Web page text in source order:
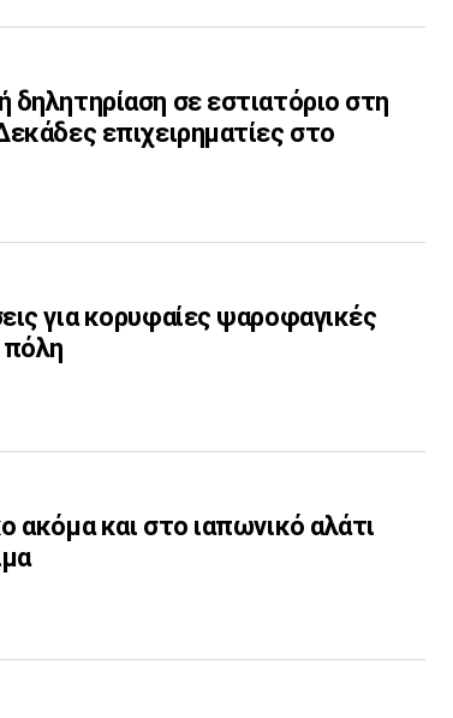
δηλητηρίαση σε εστιατόριο στη
επιχειρηματίες στο
για κορυφαίες ψαροφαγικές
πόλη
ακόμα και στο ιαπωνικό αλάτι